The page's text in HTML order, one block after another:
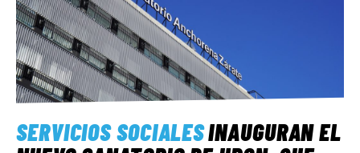
SERVICIOS SOCIALESINAUGURAN EL